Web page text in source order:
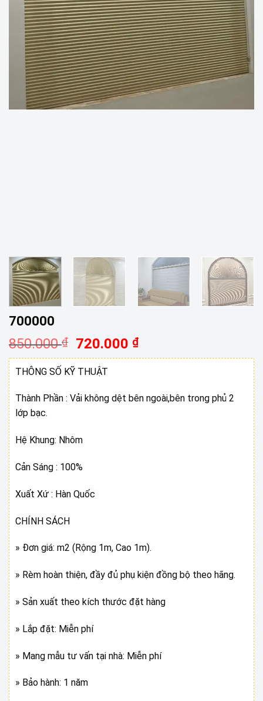
700000
850.000₫
Giá
gốc
là:
720.000 ₫Giá
hiện
720.000 ₫.
THÔNG SỐ KỸ THUẬT
Thành Phần : Vải không dệt bên ngoài,bên trong phủ 2
lớp bạc.
Hệ Khung: Nhôm
Cản Sáng : 100%
Xuất Xứ : Hàn Quốc
CHÍNH SÁCH
» Đơn giá: m2 (Rộng 1m, Cao 1m).
» Rèm hoàn thiện, đầy đủ phụ kiện đồng bộ theo hãng.
» Sản xuất theo kích thước đặt hàng
» Lắp đặt: Miễn phí
» Mang mẫu tư vấn tại nhà: Miễn phí
» Bảo hành: 1 năm